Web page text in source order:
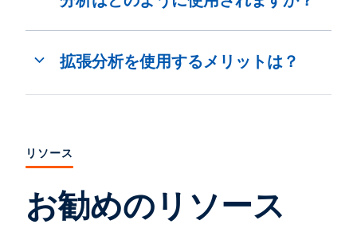
拡張分析を使用するメリットは？
リソース
お勧めのリソース